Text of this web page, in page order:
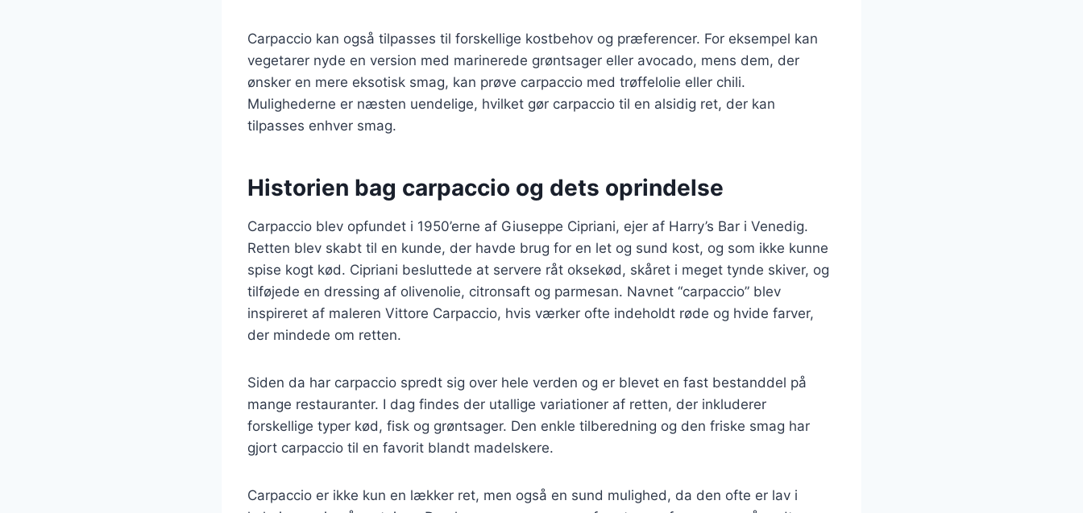
Carpaccio kan også tilpasses til forskellige kostbehov og præferencer. For eksempel kan
vegetarer nyde en version med marinerede grøntsager eller avocado, mens dem, der
ønsker en mere eksotisk smag, kan prøve carpaccio med trøffelolie eller chili.
Mulighederne er næsten uendelige, hvilket gør carpaccio til en alsidig ret, der kan
tilpasses enhver smag.
Historien bag carpaccio og dets oprindelse
Carpaccio blev opfundet i 1950’erne af Giuseppe Cipriani, ejer af Harry’s Bar i Venedig.
Retten blev skabt til en kunde, der havde brug for en let og sund kost, og som ikke kunne
spise kogt kød. Cipriani besluttede at servere råt oksekød, skåret i meget tynde skiver, og
tilføjede en dressing af olivenolie, citronsaft og parmesan. Navnet “carpaccio” blev
inspireret af maleren Vittore Carpaccio, hvis værker ofte indeholdt røde og hvide farver,
der mindede om retten.
Siden da har carpaccio spredt sig over hele verden og er blevet en fast bestanddel på
mange restauranter. I dag findes der utallige variationer af retten, der inkluderer
forskellige typer kød, fisk og grøntsager. Den enkle tilberedning og den friske smag har
gjort carpaccio til en favorit blandt madelskere.
Carpaccio er ikke kun en lækker ret, men også en sund mulighed, da den ofte er lav i